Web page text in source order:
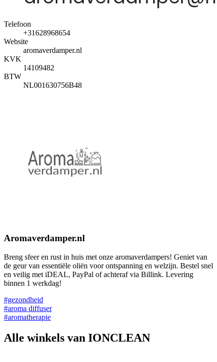
Telefoon
+31628968654
Website
aromaverdamper.nl
KVK
14109482
BTW
NL001630756B48
Aromaverdamper.nl
Breng sfeer en rust in huis met onze aromaverdampers! Geniet van
de geur van essentiële oliën voor ontspanning en welzijn. Bestel snel
en veilig met iDEAL, PayPal of achteraf via Billink. Levering
binnen 1 werkdag!
#gezondheid
#aroma diffuser
#aromatherapie
Alle winkels van IONCLEAN